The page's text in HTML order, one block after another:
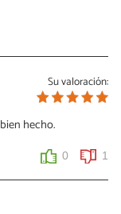
Su valoración:
hecho.
0 1